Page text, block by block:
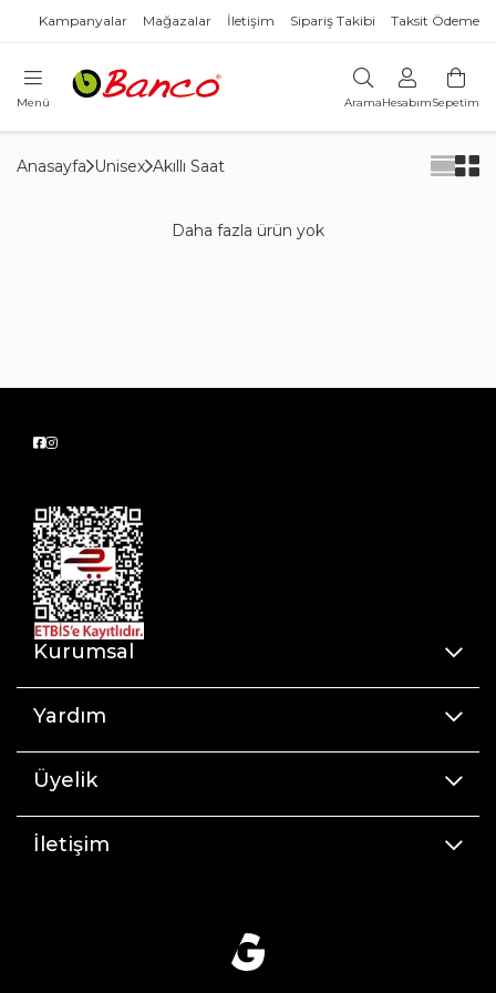
Kampanyalar Mağazalar İletişim Sipariş Takibi Taksit Ödeme
Menü AramaHesabımSepetim
Anasayfa Unisex Akıllı Saat
Daha fazla ürün yok
Kurumsal
Yardım
Üyelik
İletişim